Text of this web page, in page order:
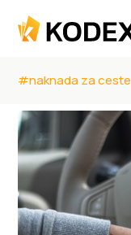
#naknada za ceste